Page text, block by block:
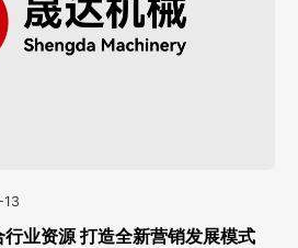
业资源 打造全新营销发展模式